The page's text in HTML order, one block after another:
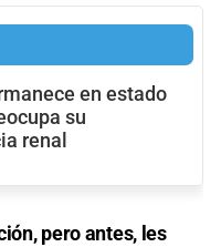
en estado
su
renal
pero antes, les